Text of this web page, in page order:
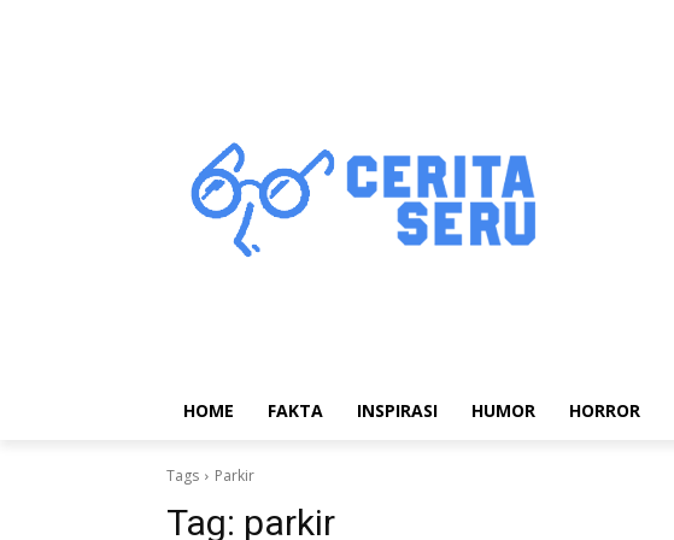
HOME FAKTA INSPIRASI HUMOR HORROR
Tags Parkir
Tag: parkir